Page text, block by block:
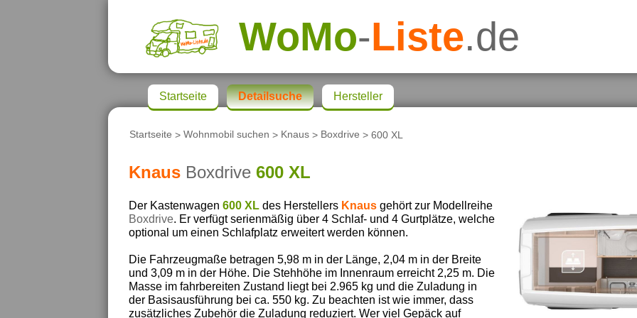
WoMo-Liste.de
Startseite >Wohnmobil suchen > Knaus > Boxdrive > 600 XL
Knaus Boxdrive 600 XL
Der Kastenwagen 600 XLdes Herstellers Knausgehört zur Modellreihe
Boxdrive. Er verfügt serienmäßig über 4 Schlaf- und 4 Gurtplätze, welche
optional um einen Schlafplatz erweitert werden können.
Die Fahrzeugmaße betragen 5,98 m in der Länge, 2,04 m in der Breite
und 3,09 m in der Höhe. Die Stehhöhe im Innenraum erreicht 2,25 m. Die
Masse im fahrbereiten Zustand liegt bei 2.965 kg und die Zuladung in
der Basisausführung bei ca. 550 kg. Zu beachten ist wie immer, dass
zusätzliches Zubehör die Zuladung reduziert. Wer viel Gepäck auf
Startseite Detailsuche Hersteller